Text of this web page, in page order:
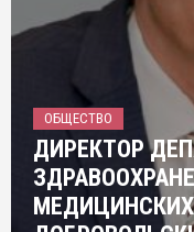
ОБЩЕСТВО
ДИРЕКТОР